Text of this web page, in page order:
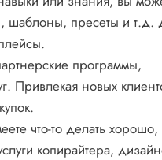
шаблоны, пресеты и т.д.
программы,
Привлекая новых
что-то делать хорошо,
копирайтера,